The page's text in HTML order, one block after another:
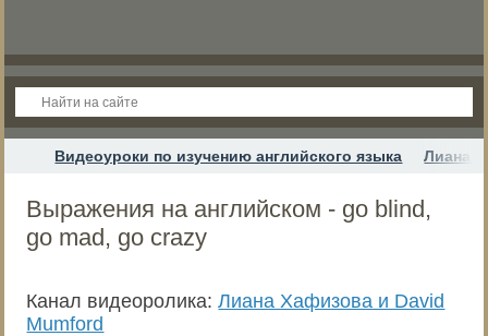
Видеоуроки по изучению английского языка Лиана
Выражения на английском - go blind,
go mad, go crazy
Канал видеоролика:Лиана Хафизова и David
Mumford